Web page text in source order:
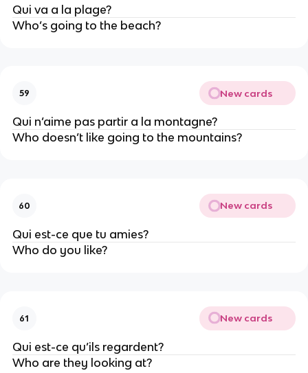
Qui va a la plage?
Who’s going to the beach?
59 New cards
Qui n’aime pas partir a la montagne?
Who doesn’t like going to the mountains?
60 New cards
Qui est-ce que tu amies?
Who do you like?
61 New cards
Qui est-ce qu’ils regardent?
Who are they looking at?